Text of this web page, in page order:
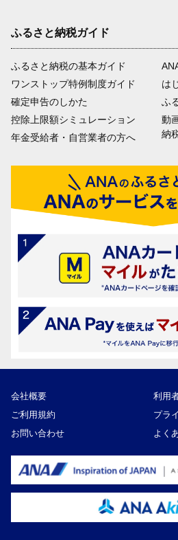
ふるさと納税ガイド
ふるさと納税の基本ガイド
ワンストップ特例制度ガイド
確定申告のしかた
控除上限額シミュレーション
年金受給者・自営業者の方へ
は
ふ
動
納
会社概要
利用
ご利用規約
プラ
お問い合わせ
よく